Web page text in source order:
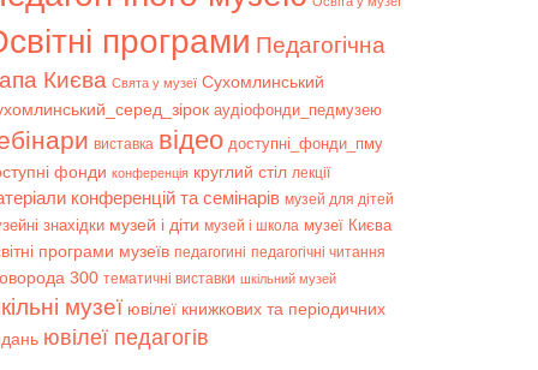
програми Педагогічна
Києва Свята у музеї Сухомлинський
аудіофонди_педмузею
виставка відео доступні_фонди_пму
фонди конференція круглий стіл лекції
конференцій та семінарів музей для дітей
знахідки музей і діти музей і школа музеї Києва
програми музеїв педагогині педагогічні читання
300 тематичні виставки шкільний музей
музеї ювілеї книжкових та періодичних
ювілеї педагогів